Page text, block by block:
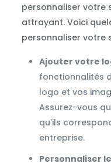
personnaliser votre
attrayant. Voici
personnaliser votre
Ajouter votre
fonctionnalités
logo et vos
Assurez-vous
qu’ils
entreprise.
Personnaliser